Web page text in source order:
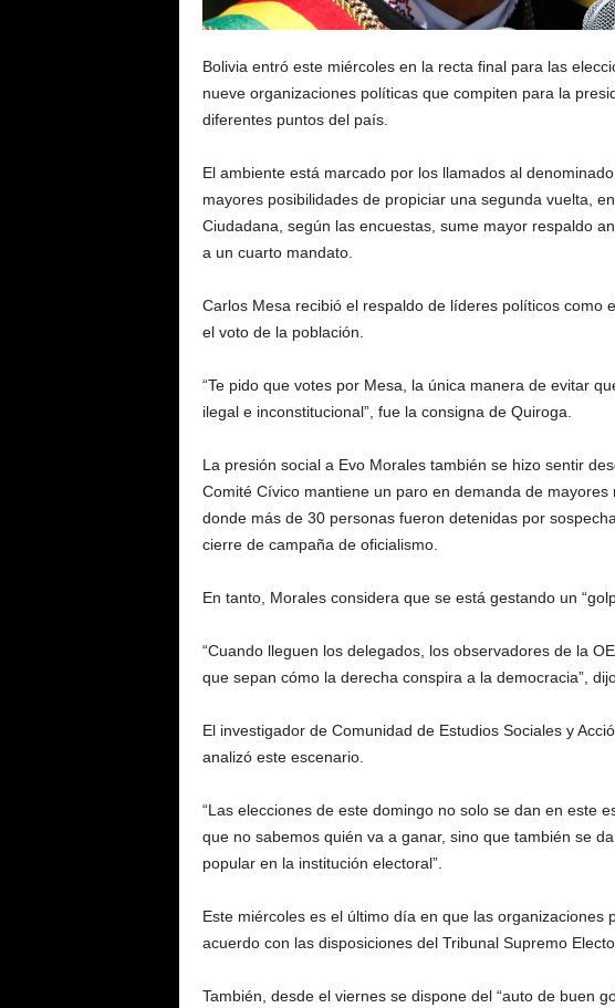
Bolivia entró este miércoles en la recta final para las
nueve organizaciones políticas que compiten para la
diferentes puntos del país.
El ambiente está marcado por los llamados al
mayores posibilidades de propiciar una segunda vuelta,
Ciudadana, según las encuestas, sume mayor respaldo
a un cuarto mandato.
Carlos Mesa recibió el respaldo de líderes políticos como
el voto de la población.
“Te pido que votes por Mesa, la única manera de evitar
ilegal e inconstitucional”, fue la consigna de Quiroga.
La presión social a Evo Morales también se hizo sentir
Comité Cívico mantiene un paro en demanda de mayores
donde más de 30 personas fueron detenidas por
cierre de campaña de oficialismo.
En tanto, Morales considera que se está gestando un
“Cuando lleguen los delegados, los observadores de la
que sepan cómo la derecha conspira a la democracia”,
El investigador de Comunidad de Estudios Sociales y
analizó este escenario.
“Las elecciones de este domingo no solo se dan en este
que no sabemos quién va a ganar, sino que también se
popular en la institución electoral”.
Este miércoles es el último día en que las organizaciones
acuerdo con las disposiciones del Tribunal Supremo
También, desde el viernes se dispone del “auto de buen